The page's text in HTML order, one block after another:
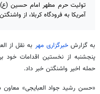
تولیت حرم مطهر امام حسین (ع)
آمریکا به فرودگاه کربلا، از
به گزارشخبرگزاری مهر به نقل از
پنجشنبه از نخستین اقدامات خود
حمله اخیر واشنگتن خبر داد.
«حسن رشید جواد العبایجی»